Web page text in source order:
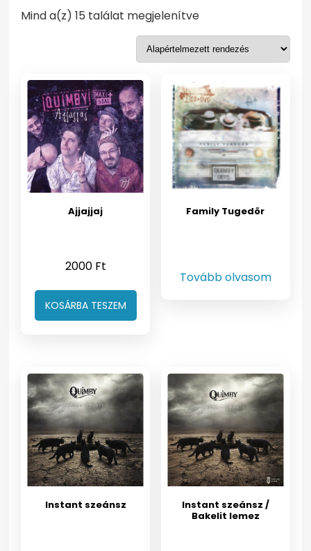
Mind a(z) 15 találat megjelenítve
Ajjajjaj
2000 Ft
KOSÁRBA TESZEM
Family Tugedör
Tovább olvasom
Instant szeánsz
Instant szeánsz /
Bakelit lemez